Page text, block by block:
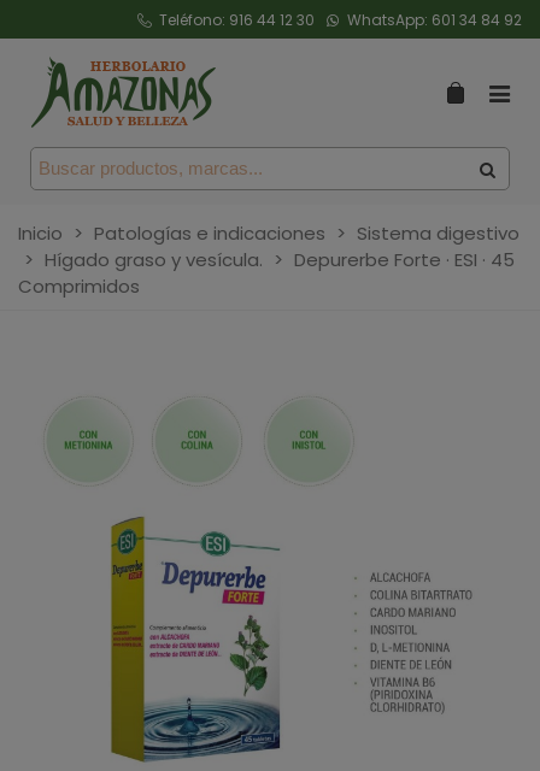
Teléfono: 916 44 12 30 WhatsApp: 601 34 84 92
Inicio > Patologías e indicaciones > Sistema digestivo
> Hígado graso y vesícula. > Depurerbe Forte · ESI · 45
Comprimidos